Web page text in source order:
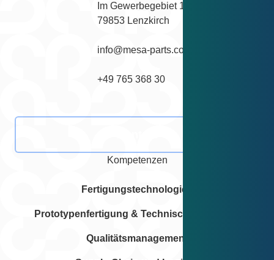
Im Gewerbegebiet 1
79853 Lenzkirch
info@mesa-parts.com
+49 765 368 30
Kompetenzen
Fertigungstechnologien
Prototypenfertigung & Technische Beratung
Qualitätsmanagement